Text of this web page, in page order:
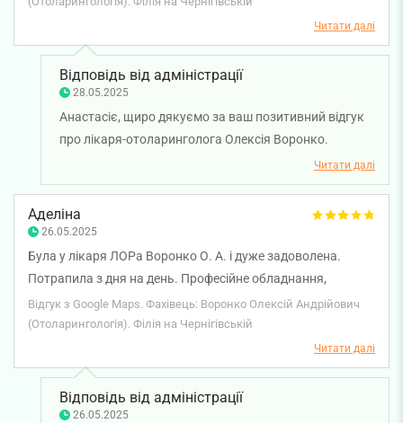
Читати далі
Відповідь від адміністрації
28.05.2025
Анастасіє, щиро дякуємо за ваш позитивний відгук
про лікаря-отоларинголога Олексія Воронко.
Читати далі
Аделіна
26.05.2025
Була у лікаря ЛОРа Воронко О. А. і дуже задоволена.
Потрапила з дня на день. Професійне обладнання,
чудовий персонал.
Відгук з Google Maps. Фахівець: Воронко Олексій Андрійович
(Отоларингологія). Філія на Чернігівській
Читати далі
Відповідь від адміністрації
26.05.2025